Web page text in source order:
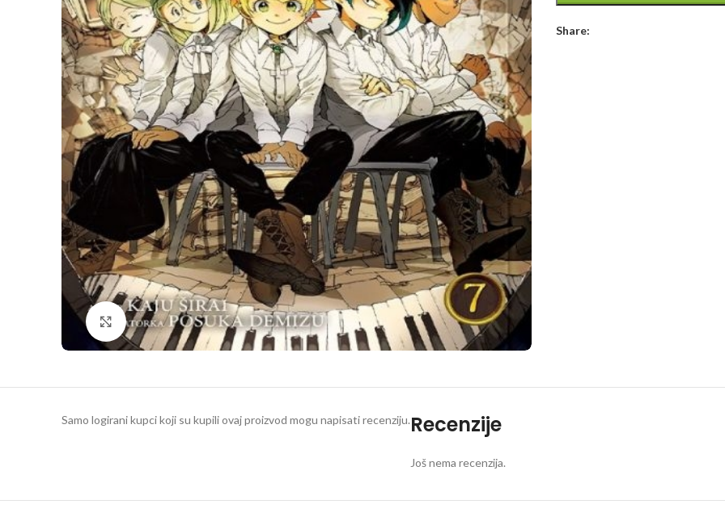
Klikni da povečaš
Share:
Recenzije
Još nema recenzija.
Samo logirani kupci koji su kupili ovaj proizvod mogu napisati recenziju.